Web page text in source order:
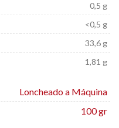
0,5 g
<0,5 g
33,6 g
1,81 g
Loncheado a Máquina
100 gr